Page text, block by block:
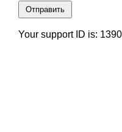
Отправить
Your support ID is: